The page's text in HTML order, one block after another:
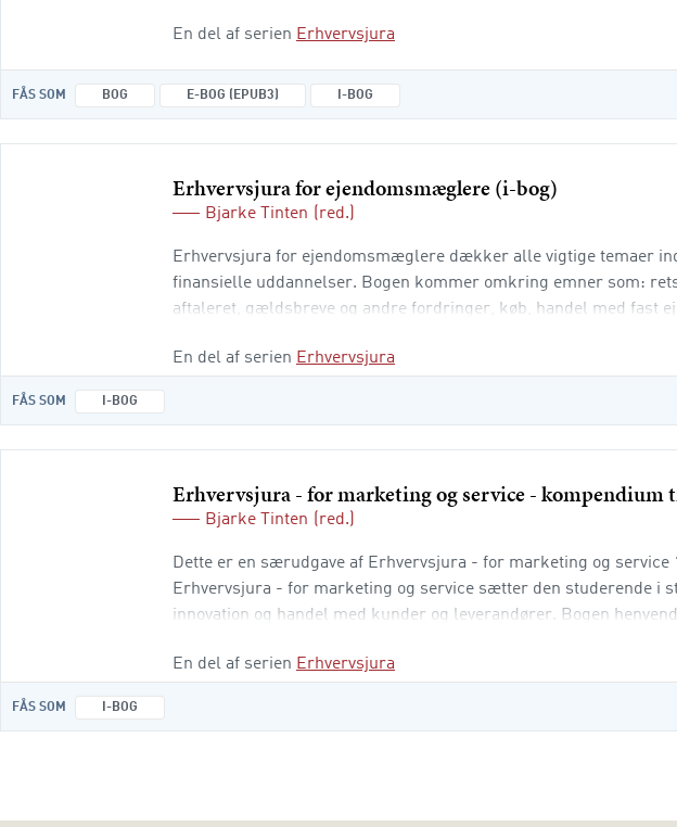
En del af serien Erhvervsjura
FÅS SOM BOG E-BOG (EPUB3) I-BOG
Erhvervsjura for ejendomsmæglere (i-bog)
Bjarke Tinten (red.)
Erhvervsjura for ejendomsmæglere dækker alle vigtige temaer
finansielle uddannelser. Bogen kommer omkring emner som:
aftaleret, gældsbreve og andre fordringer, køb, handel med fast
En del af serien Erhvervsjura
FÅS SOM I-BOG
Erhvervsjura - for marketing og service - kompendium
Bjarke Tinten (red.)
Dette er en særudgave af Erhvervsjura - for marketing og
Erhvervsjura - for marketing og service sætter den studerende i
innovation og handel med kunder og leverandører. Bogen
En del af serien Erhvervsjura
FÅS SOM I-BOG